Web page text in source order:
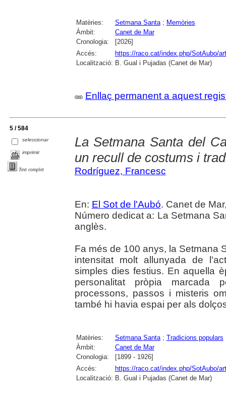
Matèries: Setmana Santa; Memòries
Àmbit:
Canet de Mar
Cronologia:
[2026]
Accés:
https://raco.cat/index.php/SotAubo/
Localització: B. Gual i Pujadas (Canet de Mar)
Enllaç permanent a aquest
5 / 584
seleccionar
imprimir
Text complet
La Setmana Santa del
un recull de costums i
Rodríguez, Francesc
En: El Sot de l'Aubó. Canet de
Número dedicat a: La Setmana
anglès.
Fa més de 100 anys, la Setmana
intensitat molt allunyada de
simples dies festius. En aquella
personalitat pròpia marcada
processons, passos i misteris
també hi havia espai per als
Matèries: Setmana Santa; Tradicions populars
Àmbit:
Canet de Mar
Cronologia:
[1899 - 1926]
Accés:
https://raco.cat/index.php/SotAubo/
Localització: B. Gual i Pujadas (Canet de Mar)